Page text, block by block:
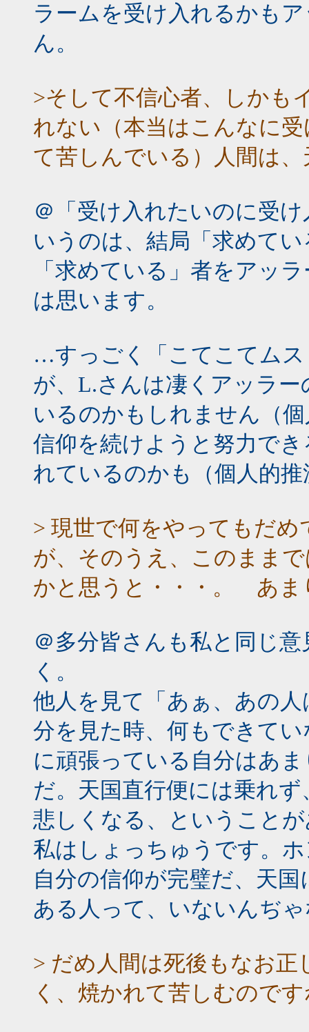
ラームを受け入れるかも
ん。
>そして不信心者、しかも
れない（本当はこんなに
て苦しんでいる）人間は
＠「受け入れたいのに受
いうのは、結局「求めて
「求めている」者をアッ
は思います。
…すっごく「こてこてム
が、L.さんは凄くアッラ
いるのかもしれません（
信仰を続けようと努力で
れているのかも（個人的推
> 現世で何をやってもだ
が、そのうえ、このまま
かと思うと・・・。 あま
＠多分皆さんも私と同じ
く。
他人を見て「あぁ、あの
分を見た時、何もできて
に頑張っている自分はあ
だ。天国直行便には乗れ
悲しくなる、ということ
私はしょっちゅうです。
自分の信仰が完璧だ、天
ある人って、いないんぢ
> だめ人間は死後もなお
く、焼かれて苦しむので